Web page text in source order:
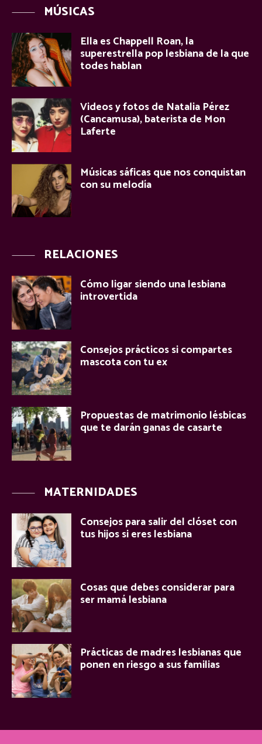
MÚSICAS
Ella es Chappell Roan, la
superestrella pop lesbiana de la que
todes hablan
Videos y fotos de Natalia Pérez
(Cancamusa), baterista de Mon
Laferte
Músicas sáficas que nos conquistan
con su melodía
RELACIONES
Cómo ligar siendo una lesbiana
introvertida
Consejos prácticos si compartes
mascota con tu ex
Propuestas de matrimonio lésbicas
que te darán ganas de casarte
MATERNIDADES
Consejos para salir del clóset con
tus hijos si eres lesbiana
Cosas que debes considerar para
ser mamá lesbiana
Prácticas de madres lesbianas que
ponen en riesgo a sus familias